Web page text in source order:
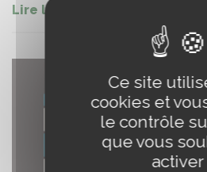
Lire la suite
Ce site
cookies et
le contrôle
que vous
activer